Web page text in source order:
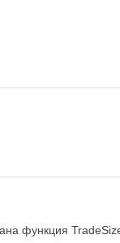
функция